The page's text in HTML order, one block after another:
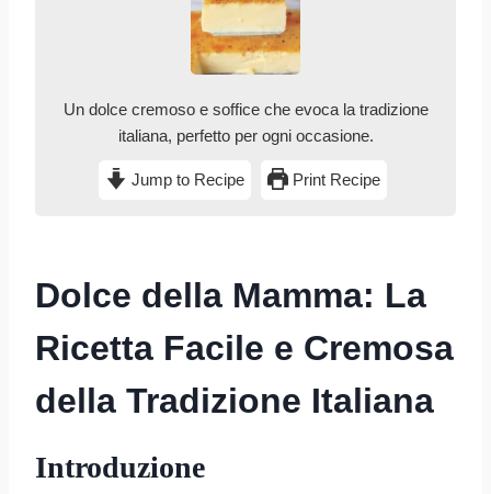
Un dolce cremoso e soffice che evoca la tradizione
italiana, perfetto per ogni occasione.
Jump to Recipe Print Recipe
Dolce della Mamma: La
Ricetta Facile e Cremosa
della Tradizione Italiana
Introduzione